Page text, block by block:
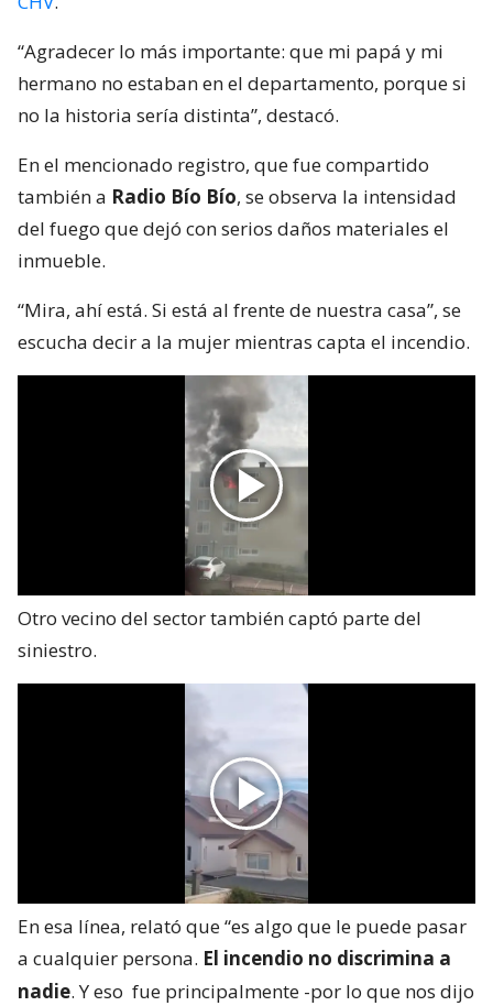
“Agradecer lo más importante: que mi papá y mi
hermano no estaban en el departamento, porque si
no la historia sería distinta”, destacó.
En el mencionado registro, que fue compartido
también a Radio Bío Bío, se observa la intensidad
del fuego que dejó con serios daños materiales el
inmueble.
“Mira, ahí está. Si está al frente de nuestra casa”, se
escucha decir a la mujer mientras capta el incendio.
Otro vecino del sector también captó parte del
siniestro.
En esa línea, relató que “es algo que le puede pasar
a cualquier persona. El incendio no discrimina a
nadie. Y eso fue principalmente -por lo que nos dijo